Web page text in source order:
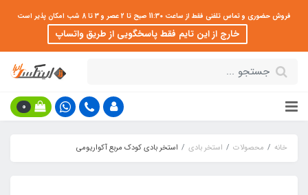
فروش حضوری و تماس تلفنی فقط از ساعت 11:30 صبح تا 2 عصر و 3 تا 8 شب امکان پذیر است
خارج از این تایم فقط پاسخگویی از طریق واتساپ
0
خانه محصولات استخر بادی استخر بادی کودک مربع آکواریومی